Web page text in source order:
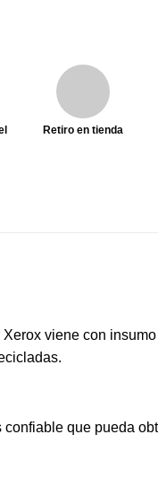
Retiro en tienda
viene con
que pueda